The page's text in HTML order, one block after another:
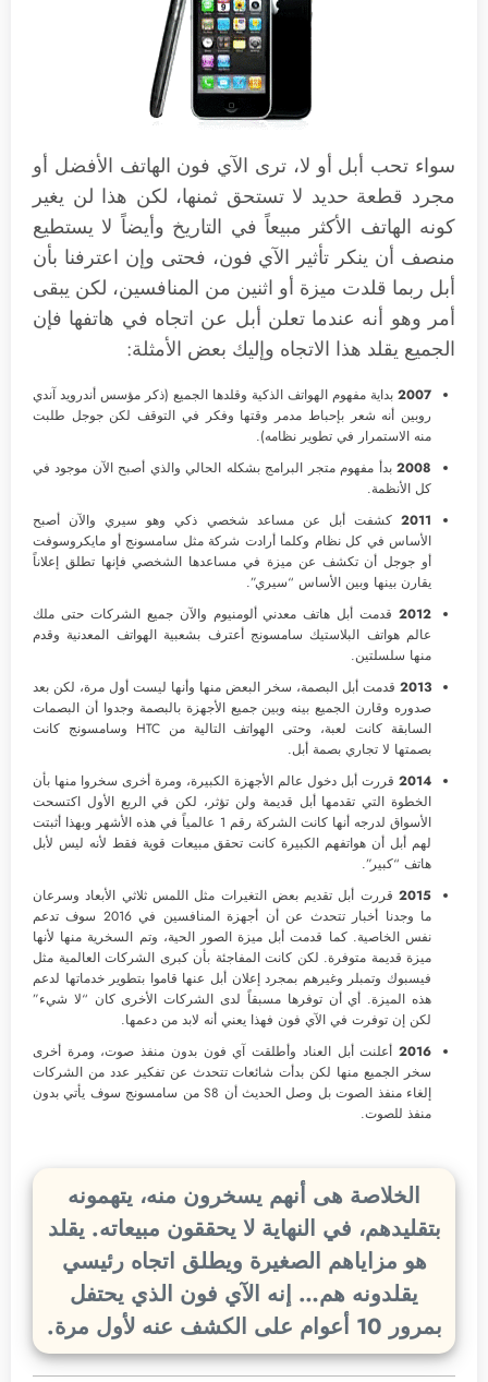
سواء تحب أبل أو لا، ترى الآي فون الهاتف الأفضل أو
مجرد قطعة حديد لا تستحق ثمنها، لكن هذا لن يغير
كونه الهاتف الأكثر مبيعاً في التاريخ وأيضاً لا يستطيع
منصف أن ينكر تأثير الآي فون، فحتى وإن اعترفنا بأن
أبل ربما قلدت ميزة أو اثنين من المنافسين، لكن يبقى
أمر وهو أنه عندما تعلن أبل عن اتجاه في هاتفها فإن
الجميع يقلد هذا الاتجاه وإليك بعض الأمثلة:
2007 بداية مفهوم الهواتف الذكية وقلدها الجميع (ذكر مؤسس أندرويد آندي
روبين أنه شعر بإحباط مدمر وقتها وفكر في التوقف لكن جوجل طلبت
منه الاستمرار في تطوير نظامه).
2008 بدأ مفهوم متجر البرامج بشكله الحالي والذي أصبح الآن موجود في
كل الأنظمة.
2011 كشفت أبل عن مساعد شخصي ذكي وهو سيري والآن أصبح
الأساس في كل نظام وكلما أرادت شركة مثل سامسونج أو مايكروسوفت
أو جوجل أن تكشف عن ميزة في مساعدها الشخصي فإنها تطلق إعلاناً
يقارن بينها وبين الأساس “سيري”.
2012 قدمت أبل هاتف معدني ألومنيوم والآن جميع الشركات حتى ملك
عالم هواتف البلاستيك سامسونج أعترف بشعبية الهواتف المعدنية وقدم
منها سلسلتين.
2013 قدمت أبل البصمة، سخر البعض منها وأنها ليست أول مرة، لكن بعد
صدوره وقارن الجميع بينه وبين جميع الأجهزة بالبصمة وجدوا أن البصمات
السابقة كانت لعبة، وحتى الهواتف التالية من HTC وسامسونج كانت
بصمتها لا تجاري بصمة أبل.
2014 قررت أبل دخول عالم الأجهزة الكبيرة، ومرة أخرى سخروا منها بأن
الخطوة التي تقدمها أبل قديمة ولن تؤثر، لكن في الربع الأول اكتسحت
الأسواق لدرجه أنها كانت الشركة رقم 1 عالمياً في هذه الأشهر وبهذا أثبتت
لهم أبل أن هواتفهم الكبيرة كانت تحقق مبيعات قوية فقط لأنه ليس لأبل
هاتف “كبير”.
2015 قررت أبل تقديم بعض التغيرات مثل اللمس ثلاثي الأبعاد وسرعان
ما وجدنا أخبار تتحدث عن أن أجهزة المنافسين في 2016 سوف تدعم
نفس الخاصية. كما قدمت أبل ميزة الصور الحية، وتم السخرية منها لأنها
ميزة قديمة متوفرة. لكن كانت المفاجئة بأن كبرى الشركات العالمية مثل
فيسبوك وتمبلر وغيرهم بمجرد إعلان أبل عنها قاموا بتطوير خدماتها لدعم
هذه الميزة. أي أن توفرها مسبقاً لدى الشركات الأخرى كان “لا شيء”
لكن إن توفرت في الآي فون فهذا يعني أنه لابد من دعمها.
2016 أعلنت أبل العناد وأطلقت آي فون بدون منفذ صوت، ومرة أخرى
سخر الجميع منها لكن بدأت شائعات تتحدث عن تفكير عدد من الشركات
إلغاء منفذ الصوت بل وصل الحديث أن S8 من سامسونج سوف يأتي بدون
منفذ للصوت.
الخلاصة هى أنهم يسخرون منه، يتهمونه
بتقليدهم، في النهاية لا يحققون مبيعاته. يقلد
هو مزاياهم الصغيرة ويطلق اتجاه رئيسي
يقلدونه هم… إنه الآي فون الذي يحتفل
بمرور 10 أعوام على الكشف عنه لأول مرة.